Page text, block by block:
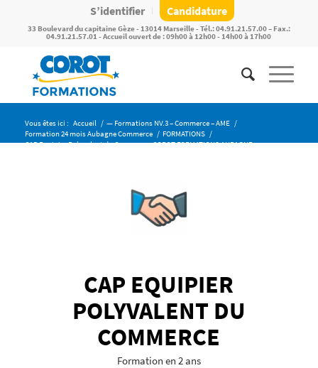
S’identifier Candidature
33 Boulevard du capitaine Gèze - 13014 Marseille - Tél.: 04.91.21.57.00 – Fax.:
04.91.21.57.01 - Accueil ouvert de : 09h00 à 12h00 - 14h00 à 17h00
Vous êtes ici : Accueil / — Formations NV.3 – Commerce – AME /
Formation 24 mois Aubagne Commerce / FORMATIONS /
CAP Equipier Polyvalent du Commerce -COROT FORMATIONS AUBAGNE
CAP EQUIPIER
POLYVALENT DU
COMMERCE
Formation en 2 ans